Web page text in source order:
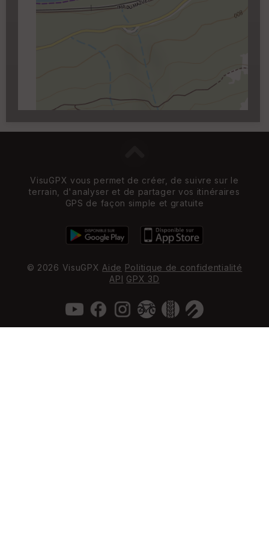
Cartouche
Activez l'edition en cliquant sur le
Carroyage UTM
VisuGPX vous permet de créer, de suivre sur le
terrain, d'analyser et de partager vos itinéraires
GPS de façon simple et gratuite
© 2026 VisuGPX Aide Politique de confidentialité
API GPX 3D